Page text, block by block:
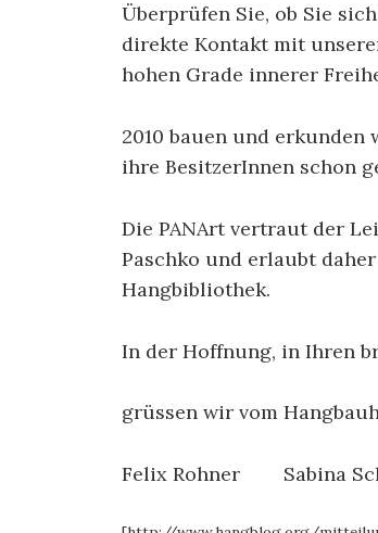
Überprüfen Sie, ob Sie
direkte Kontakt mit
hohen Grade innerer
2010 bauen und erkunden
ihre BesitzerInnen schon
Die PANArt vertraut der
Paschko und erlaubt
Hangbibliothek.
In der Hoffnung, in Ihren
grüssen wir vom
Felix Rohner Sabina